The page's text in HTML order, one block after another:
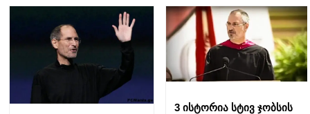
3 ისტორია სტივ ჯობსის